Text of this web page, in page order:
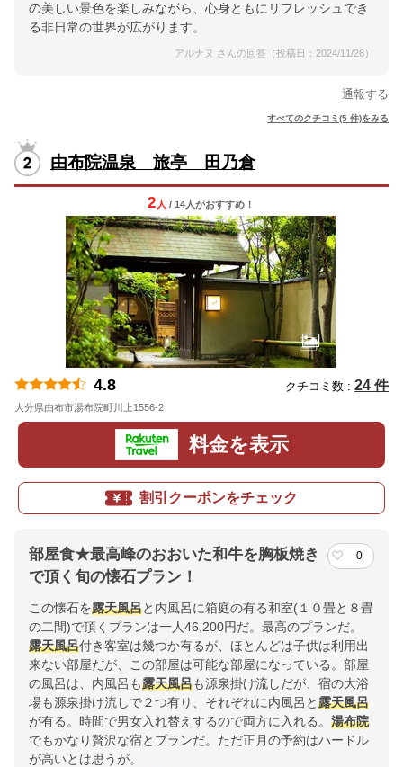
の美しい景色を楽しみながら、心身ともにリフレッシュでき
る非日常の世界が広がります。
アルナヌ さんの回答（投稿日：2024/11/26）
通報する
すべてのクチコミ(5 件)をみる
由布院温泉 旅亭 田乃倉
2 人 / 14人がおすすめ！
4.8 クチコミ数 : 24 件
大分県由布市湯布院町川上1556-2
料金を表示
割引クーポンをチェック
部屋食★最高峰のおおいた和牛を胸板焼き
で頂く旬の懐石プラン！
0
この懐石を露天風呂と内風呂に箱庭の有る和室(１０畳と８畳
の二間)で頂くプランは一人46,200円だ。最高のプランだ。
露天風呂付き客室は幾つか有るが、ほとんどは子供は利用出
来ない部屋だが、この部屋は可能な部屋になっている。部屋
の風呂は、内風呂も露天風呂も源泉掛け流しだが、宿の大浴
場も源泉掛け流しで２つ有り、それぞれに内風呂と露天風呂
が有る。時間で男女入れ替えするので両方に入れる。 湯布院
でもかなり贅沢な宿とプランだ。ただ正月の予約はハードル
が高いとは思うが。